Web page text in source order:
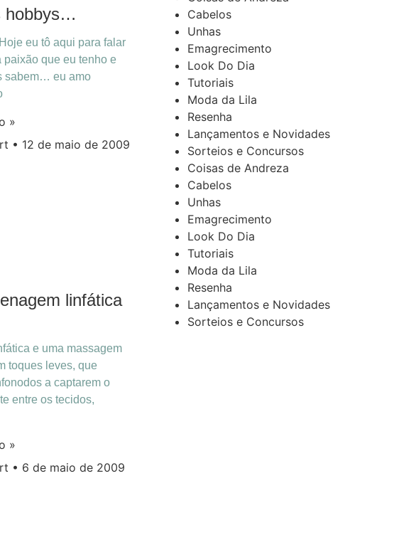
hobbys…
eu tô aqui para falar
paixão que eu tenho e
sabem… eu amo
»
12 de maio de 2009
linfática
e uma massagem
toques leves, que
a captarem o
entre os tecidos,
»
6 de maio de 2009
Cabelos
Unhas
Emagrecimento
Look Do Dia
Tutoriais
Moda da Lila
Resenha
Lançamentos e Novidades
Sorteios e Concursos
Coisas de Andreza
Cabelos
Unhas
Emagrecimento
Look Do Dia
Tutoriais
Moda da Lila
Resenha
Lançamentos e Novidades
Sorteios e Concursos